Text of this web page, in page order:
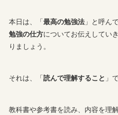
本日は、「最高の勉強法 」と呼ん
勉強の仕方についてお伝えしてい
りましょう。
それは、「読んで理解すること 」
教科書や参考書を読み、内容を理